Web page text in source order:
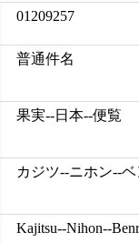
01209257
普通件名
果実--日本--便覧
カジツ--ニホン--
Kajitsu--Nihon--